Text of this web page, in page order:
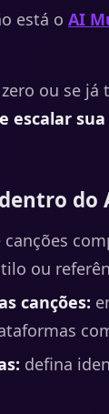
está o AI
ou se
escalar
do
canções
ou
canções:
defina